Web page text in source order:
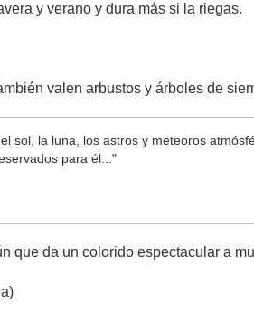
y verano y dura más si la riegas.
valen arbustos y árboles de
sol, la luna, los astros y meteoros
para él..."
que da un colorido espectacular a